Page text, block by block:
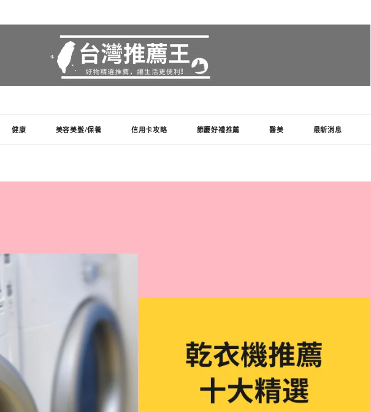
健康 美容美髮/保養 信用卡攻略 節慶好禮推薦 醫美 最新消息